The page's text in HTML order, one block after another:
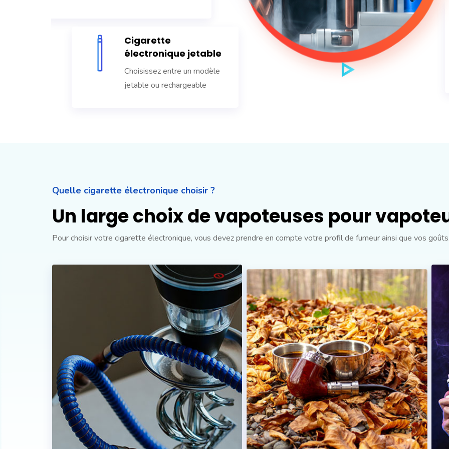
Cigarette
électronique jetable
Choisissez entre un modèle
jetable ou rechargeable
Quelle cigarette électronique choisir ?
Un large choix de vapoteuses pour
Pour choisir votre cigarette électronique, vous devez prendre en compte votre profil de fumeur ainsi que vos